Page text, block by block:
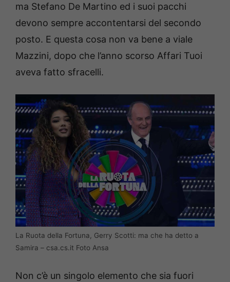
ma Stefano De Martino ed i suoi pacchi
devono sempre accontentarsi del secondo
posto. E questa cosa non va bene a viale
Mazzini, dopo che l’anno scorso Affari Tuoi
aveva fatto sfracelli.
La Ruota della Fortuna, Gerry Scotti: ma che ha detto a
Samira – csa.cs.it Foto Ansa
Non c’è un singolo elemento che sia fuori